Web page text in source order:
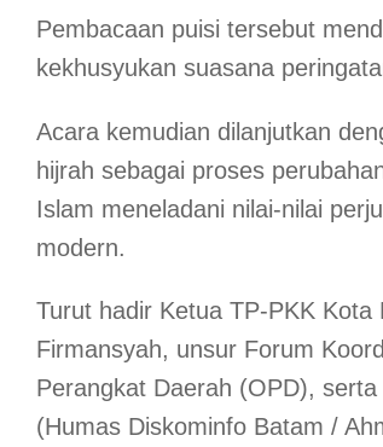
Pembacaan puisi tersebut
kekhusyukan suasana
Acara kemudian dilanjutkan
hijrah sebagai proses
Islam meneladani nilai-nilai
modern.
Turut hadir Ketua TP-PKK
Firmansyah, unsur Forum
Perangkat Daerah (OPD),
(Humas Diskominfo Batam /